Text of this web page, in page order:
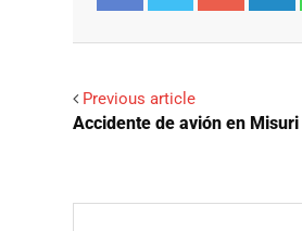
Previous article
Accidente de avión en